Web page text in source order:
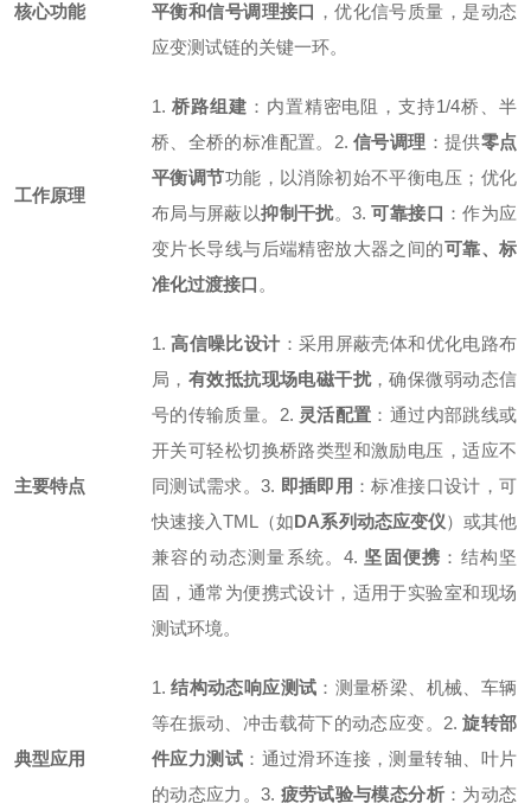
核心功能 平衡和信号调理接口 ，优化信号质量，是动态
应变测试链的关键一环。
工作原理
1. 桥路组建 ：内置精密电阻，支持1/4桥、半
桥、全桥的标准配置。 2.信号调理 ：提供零点
平衡调节功能，以消除初始不平衡电压；优化
布局与屏蔽以抑制干扰。3.可靠接口 ：作为应
变片长导线与后端精密放大器之间的可靠、标
准化过渡接口 。
主要特点
1.高信噪比设计 ：采用屏蔽壳体和优化电路布
局， 有效抵抗现场电磁干扰，确保微弱动态信
号的传输质量。 2. 灵活配置 ：通过内部跳线或
开关可轻松切换桥路类型和激励电压，适应不
同测试需求。3. 即插即用 ：标准接口设计，可
快速接入TML（如DA系列动态应变仪）或其他
兼容的动态测量系统。4. 坚固便携 ：结构坚
固，通常为便携式设计，适用于实验室和现场
测试环境。
典型应用
1.结构动态响应测试 ：测量桥梁、机械、车辆
等在振动、冲击载荷下的动态应变。 2.旋转部
件应力测试 ：通过滑环连接，测量转轴、叶片
的动态应力。3. 疲劳试验与模态分析：为动态